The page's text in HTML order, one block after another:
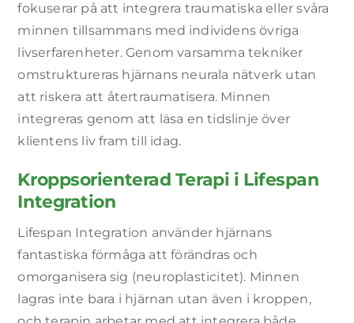
fokuserar på att integrera traumatiska eller svåra
minnen tillsammans med individens övriga
livserfarenheter. Genom varsamma tekniker
omstruktureras hjärnans neurala nätverk utan
att riskera att återtraumatisera. Minnen
integreras genom att läsa en tidslinje över
klientens liv fram till idag.
Kroppsorienterad Terapi i Lifespan
Integration
Lifespan Integration använder hjärnans
fantastiska förmåga att förändras och
omorganisera sig (neuroplasticitet). Minnen
lagras inte bara i hjärnan utan även i kroppen,